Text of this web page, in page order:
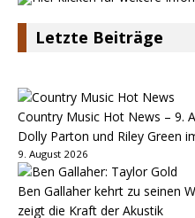
Letzte Beiträge
Country Music Hot News – 9.
Dolly Parton und Riley Green
9. August 2026
Ben Gallaher kehrt zu seinen
zeigt die Kraft der Akustik